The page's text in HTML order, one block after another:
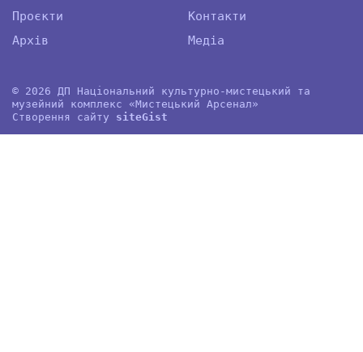
Проєкти
Архів
Контакти
Медіа
© 2026 ДП Національний культурно-мистецький та
музейний комплекс «Мистецький Арсенал»
Створення сайту siteGist